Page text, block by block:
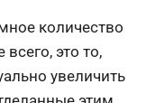
количество
это то,
увеличить